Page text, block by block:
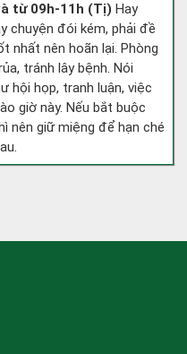
từ 09h-11h (Tị) Hay
chuyện đói kém, phải đề
nhất nên hoãn lại. Phòng
tránh lây bệnh. Nói
hội họp, tranh luận, việc
giờ này. Nếu bắt buộc
nên giữ miệng để hạn ché